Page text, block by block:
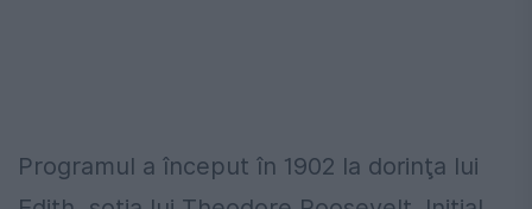
Programul a început în 1902 la dorinţa lui